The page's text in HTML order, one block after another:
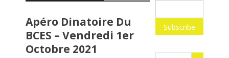
Apéro Dinatoire Du
BCES – Vendredi 1er
Octobre 2021